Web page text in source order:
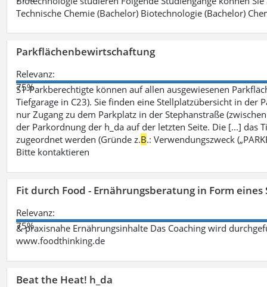
Technische Chemie (Bachelor) Biotechnologie (Bachelor)
Parkflächenbewirtschaftung
Relevanz:
75%
S1-Parkberechtigte können auf allen ausgewiesenen
Tiefgarage in C23). Sie finden eine Stellplatzübersicht in
nur Zugang zu dem Parkplatz in der Stephanstraße
der Parkordnung der h_da auf der letzten Seite. Die [...]
zugeordnet werden (Gründe z.B.: Verwendungszweck
Bitte kontaktieren
Fit durch Food - Ernährungsberatung in Form eines
Relevanz:
75%
& praxisnahe Ernährungsinhalte Das Coaching wird
www.foodthinking.de
Beat the Heat! h_da